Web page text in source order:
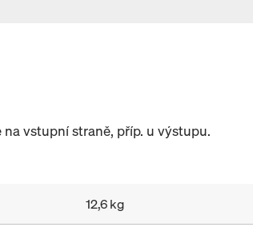
vstupní straně, příp. u výstupu.
12,6 kg